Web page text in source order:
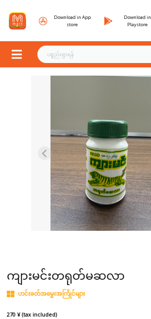
Download in App
store
Download in
Playstore
ကျားမင်းတရုတ်မဆလာ
ဟင်းခတ်အမွှေးအကြိုင်များ
270 ¥ (tax included)